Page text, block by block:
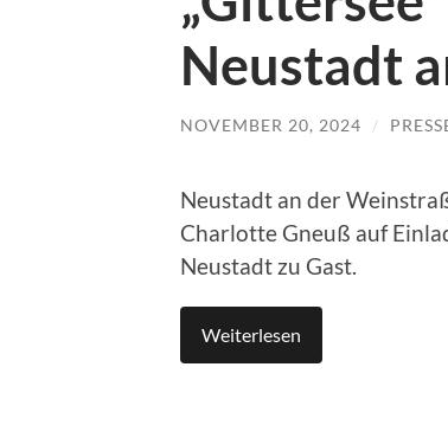
Neustadt
NOVEMBER 20, 2024 /
Neustadt an der
Charlotte Gneuß auf
Neustadt zu Gast.
Weiterlesen